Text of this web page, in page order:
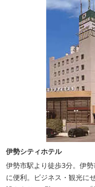
伊勢シティホテル
伊勢市駅より徒歩3分。伊
に便利。ビジネス・観光に